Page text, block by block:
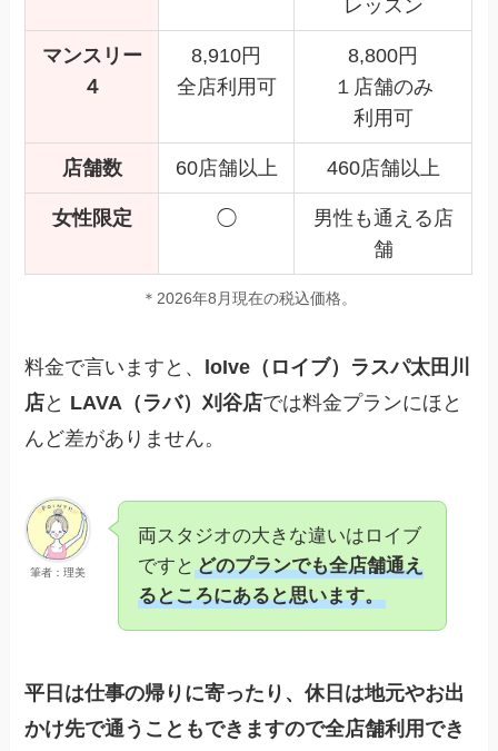
レッスン
マンスリー
４
8,910円
全店利用可
8,800円
１店舗のみ
利用可
店舗数 60店舗以上 460店舗以上
女性限定 ◯
男性も通える店
舗
＊2026年8月現在の税込価格。
料金で言いますと、 loIve（ロイブ）ラスパ太田川
店と LAVA（ラバ）刈谷店では料金プランにほと
んど差がありません。
筆者：理美
両スタジオの大きな違いはロイブ
ですとどのプランでも全店舗通え
るところにあると思います。
平日は仕事の帰りに寄ったり、休日は地元やお出
かけ先で通うこともできますので全店舗利用でき